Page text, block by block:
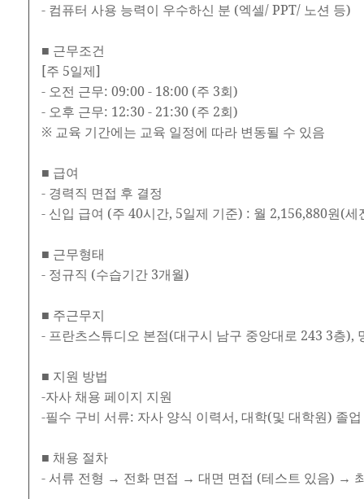
- 컴퓨터 사용 능력이 우수하신 분 (엑셀/ PPT/ 노션 등)
■ 근무조건
[주 5일제]
- 오전 근무: 09:00 - 18:00 (주 3회)
- 오후 근무: 12:30 - 21:30 (주 2회)
※ 교육 기간에는 교육 일정에 따라 변동될 수 있음
■ 급여
- 경력직 면접 후 결정
- 신입 급여 (주 40시간, 5일제 기준) : 월 2,156,880원(세
■ 근무형태
- 정규직 (수습기간 3개월)
■ 주근무지
- 프란츠스튜디오 본점(대구시 남구 중앙대로 243 3층),
■ 지원 방법
-자사 채용 페이지 지원
-필수 구비 서류: 자사 양식 이력서, 대학(및 대학원) 졸
■ 채용 절차
- 서류 전형 → 전화 면접 → 대면 면접 (테스트 있음) →